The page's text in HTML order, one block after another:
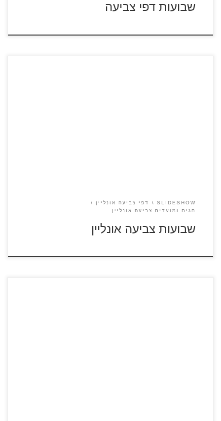
שבועות דפי צביעה
SLIDESHOW
דפי צביעה אונליין
חגים ומועדים צביעה אונליין
שבועות צביעה אונליין